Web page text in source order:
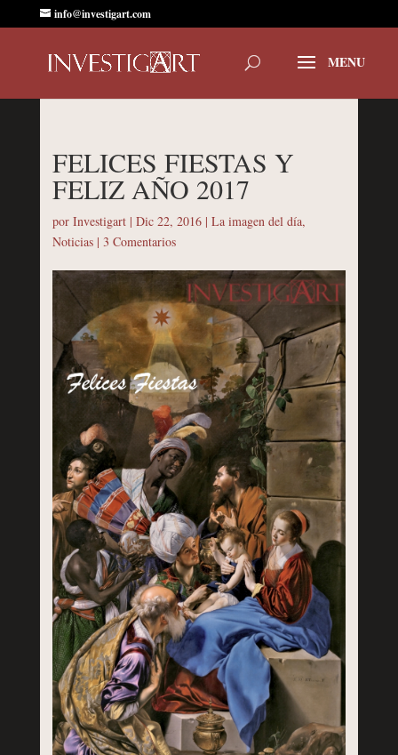
info@investigart.com
FELICES FIESTAS Y
FELIZ AÑO 2017
por Investigart| Dic 22, 2016| La imagen del día,
Noticias| 3 Comentarios